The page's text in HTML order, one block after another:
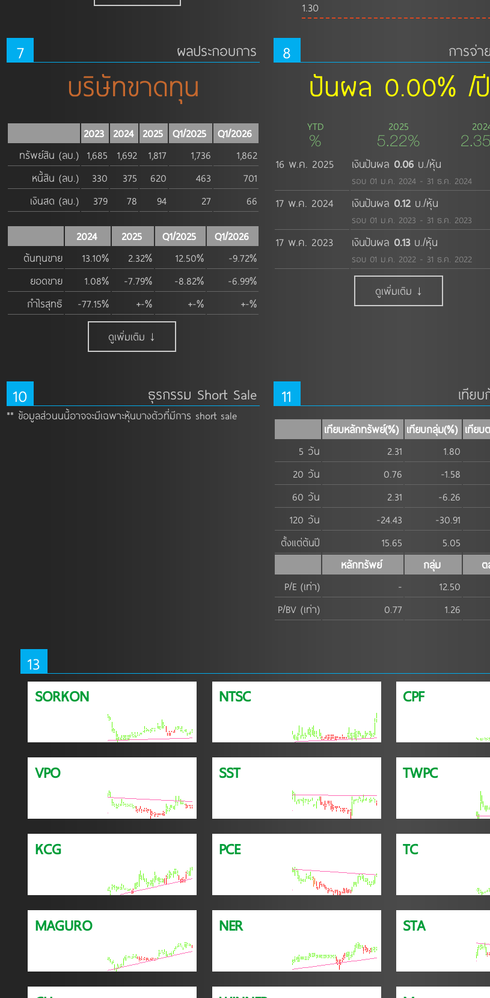
1.30
7 ผลประกอบการ
บริษัทขาดทุน
2023 2024 2025 Q1/2025
Q1/2026
ทรัพย์สิน (ลบ.) 1,685 1,692 1,817 1,736
1,862
หนี้สิน (ลบ.)
330 375 620 463
701
เงินสด (ลบ.)
379 78 94 27 66
2024 2025 Q1/2025
Q1/2026
ต้นทุนขาย
13.10% 2.32% 12.50%
-9.72%
ยอดขาย
1.08% -7.79% -8.82%
-6.99%
กำไรสุทธิ
-77.15% +-% +-% +-%
ดูเพิ่มเติม ↓
8 การจ่
ปันผล 0.00% /ปี
YTD
%
2025
5.22%
16 พ.ค. 2025 เงินปันผล 0.06บ./หุ้น
รอบ 01 ม.ค. 2024 - 31 ธ.ค. 2024
17 พ.ค. 2024 เงินปันผล 0.12บ./หุ้น
รอบ 01 ม.ค. 2023 - 31 ธ.ค. 2023
17 พ.ค. 2023 เงินปันผล 0.13บ./หุ้น
รอบ 01 ม.ค. 2022 - 31 ธ.ค. 2022
ดูเพิ่มเติม ↓
10 ธุรกรรม Short Sale
** ข้อมูลส่วนนนี้อาจจะมีเฉพาะหุ้นบางตัวที่มีการ short sale
11 เทีย
เทียบหลักทรัพย์(%) เทียบกลุ่ม(%) เทียบ
5 วัน
2.31 1.80
20 วัน
0.76 -1.58
60 วัน
2.31 -6.26
120 วัน
-24.43 -30.91
ตั้งแต่ต้นปี
15.65 5.05
หลักทรัพย์
กลุ่ม
P/E (เท่า)
- 12.50
P/BV (เท่า)
0.77 1.26
13
SORKON NTSC CPF
VPO SST TWPC
KCG PCE TC
MAGURO NER STA